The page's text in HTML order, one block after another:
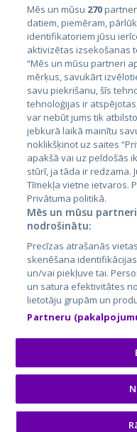
Страны
Эстония
Латвия
Литва
City24.lv
City24.ee
GetaPro.lv
GetaPro.ee
Skelbiu.lt
Autoplius.lt
Aruodas.lt
© 2026 GetaPro. Все права
Mēs un mūsu 270
datiem, piemēram,
identifikatoriem jūsu
aktivizētas izsekošanas
“Mēs un mūsu partneri
mērķus, savukārt
savu piekrišanu, šīs
tehnoloģijas ir
var nebūt jums tik
jebkurā laikā mainītu
noklikšķinot uz saites
apakšā vai uz peldošās
stūrī, ja tāda ir redzama.
Tīmekļa vietne ietvaros.
Privātuma politikā.
Mēs un mūsu
nodrošinātu:
Precīzas atrašanās
skenēšana
un/vai piekļuve tai.
un satura efektivitātes
lietotāju grupām un
Partneru